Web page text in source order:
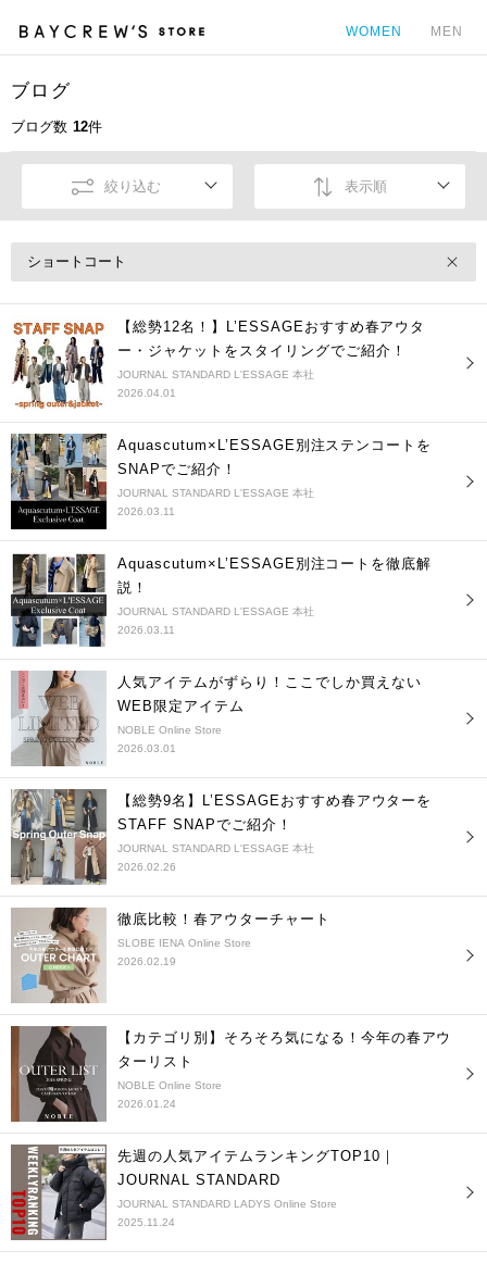
WOMEN MEN
ブログ
ブログ数 12件
絞り込む 表示順
ショートコート
【総勢12名！】L’ESSAGEおすすめ春アウタ
ー・ジャケットをスタイリングでご紹介！
JOURNAL STANDARD L'ESSAGE 本社
2026.04.01
Aquascutum×L’ESSAGE別注ステンコートを
SNAPでご紹介！
JOURNAL STANDARD L'ESSAGE 本社
2026.03.11
Aquascutum×L’ESSAGE別注コートを徹底解
説！
JOURNAL STANDARD L'ESSAGE 本社
2026.03.11
人気アイテムがずらり！ここでしか買えない
WEB限定アイテム
NOBLE Online Store
2026.03.01
【総勢9名】L’ESSAGEおすすめ春アウターを
STAFF SNAPでご紹介！
JOURNAL STANDARD L'ESSAGE 本社
2026.02.26
徹底比較！春アウターチャート
SLOBE IENA Online Store
2026.02.19
【カテゴリ別】そろそろ気になる！今年の春アウ
ターリスト
NOBLE Online Store
2026.01.24
先週の人気アイテムランキングTOP10｜
JOURNAL STANDARD
JOURNAL STANDARD LADYS Online Store
2025.11.24